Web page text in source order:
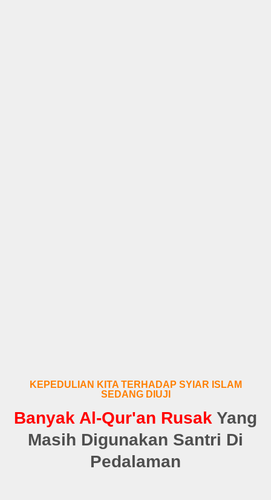
KEPEDULIAN KITA TERHADAP SYIAR ISLAM
SEDANG DIUJI
Banyak Al-Qur'an Rusak Yang
Masih Digunakan Santri Di
Pedalaman